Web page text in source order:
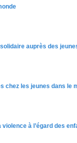
auprès des
chez les jeunes dans le
à l’égard des